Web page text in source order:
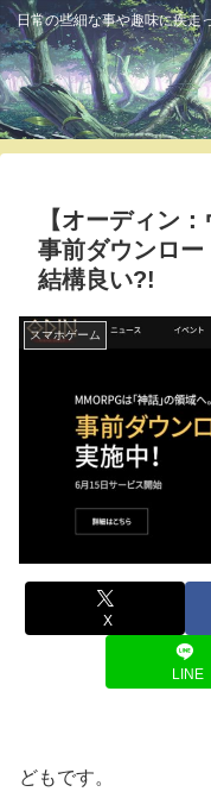
日常の些細な事や趣味に疾走
【オーディン
事前ダウンロ
結構良い?!
スマホゲーム
X
LINE
どもです。